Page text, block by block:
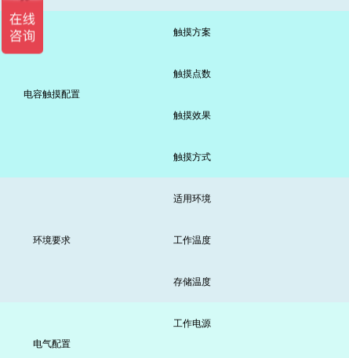
电容触摸配置
触摸方案
触摸点数
触摸效果
触摸方式
环境要求
适用环境
工作温度
存储温度
电气配置
工作电源